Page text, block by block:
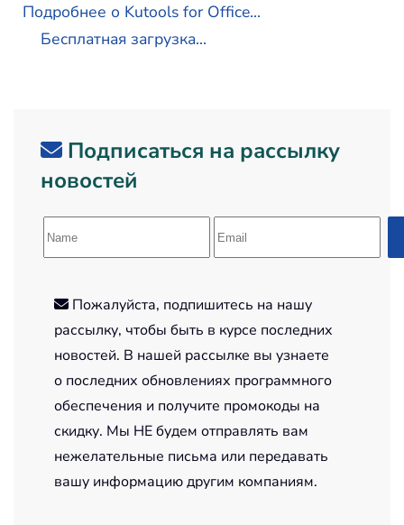
Подробнее о Kutools for Office...
Бесплатная загрузка...
Подписаться на рассылку
новостей
Пожалуйста, подпишитесь на нашу
рассылку, чтобы быть в курсе последних
новостей. В нашей рассылке вы узнаете
о последних обновлениях программного
обеспечения и получите промокоды на
скидку. Мы НЕ будем отправлять вам
нежелательные письма или передавать
вашу информацию другим компаниям.